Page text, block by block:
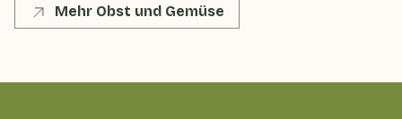
Mehr Obst und Gemüse